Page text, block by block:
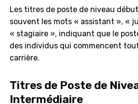
Les titres de poste de niveau
souvent les mots « assistant », «
« stagiaire », indiquant que le
des individus qui commencent
carrière.
Titres de Poste de
Intermédiaire